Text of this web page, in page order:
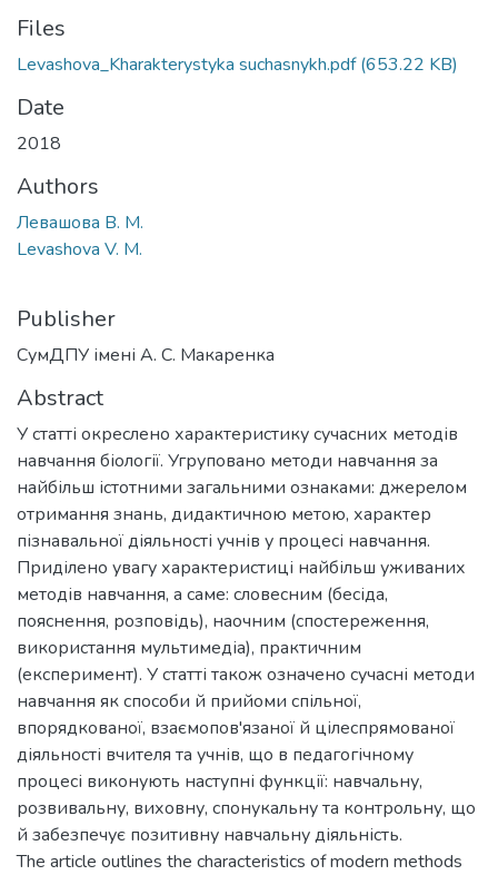
Files
Levashova_Kharakterystyka suchasnykh.pdf(653.22 KB)
Date
2018
Authors
Левашова В. М.
Levashova V. M.
Publisher
СумДПУ імені А. С. Макаренка
Abstract
У статті окреслено характеристику сучасних методів
навчання біології. Угруповано методи навчання за
найбільш істотними загальними ознаками: джерелом
отримання знань, дидактичною метою, характер
пізнавальної діяльності учнів у процесі навчання.
Приділено увагу характеристиці найбільш уживаних
методів навчання, а саме: словесним (бесіда,
пояснення, розповідь), наочним (спостереження,
використання мультимедіа), практичним
(експеримент). У статті також означено сучасні методи
навчання як способи й прийоми спільної,
впорядкованої, взаємопов'язаної й цілеспрямованої
діяльності вчителя та учнів, що в педагогічному
процесі виконують наступні функції: навчальну,
розвивальну, виховну, спонукальну та контрольну, що
й забезпечує позитивну навчальну діяльність.
The article outlines the characteristics of modern methods